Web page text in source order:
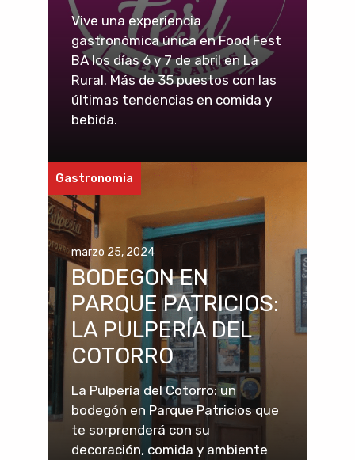
Vive una experiencia
gastronómica única en Food Fest
BA los días 6 y 7 de abril en La
Rural. Más de 35 puestos con las
últimas tendencias en comida y
bebida.
Gastronomia
marzo 25, 2024
BODEGON EN
PARQUE PATRICIOS:
LA PULPERÍA DEL
COTORRO
La Pulpería del Cotorro: un
bodegón en Parque Patricios que
te sorprenderá con su
decoración, comida y ambiente